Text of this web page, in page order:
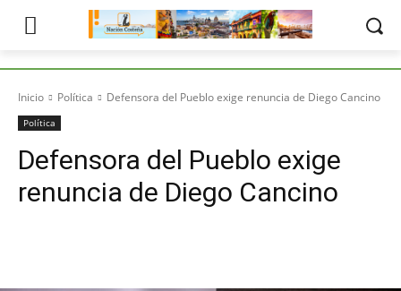
Inicio Política Defensora del Pueblo exige renuncia de Diego Cancino
Política
Defensora del Pueblo exige
renuncia de Diego Cancino